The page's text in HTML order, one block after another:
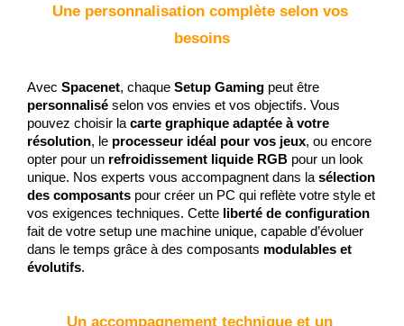
Une personnalisation complète selon vos
besoins
Avec Spacenet, chaque Setup Gaming
personnalisé selon vos envies et vos objectifs. Vous
pouvez choisir la carte graphique adaptée à votre
résolution, le processeur idéal pour vos jeux, ou encore
opter pour un refroidissement liquide RGB pour un look
unique. Nos experts vous accompagnent dans la sélection
des composants pour créer un PC qui reflète votre style et
vos exigences techniques. Cette liberté de configuration
fait de votre setup une machine unique, capable d’évoluer
dans le temps grâce à des composants modulables et
évolutifs.
Un accompagnement technique et un